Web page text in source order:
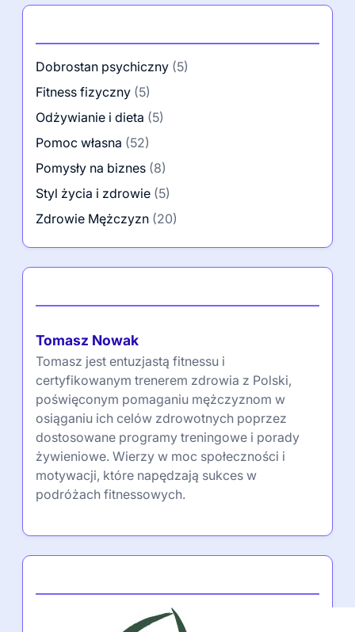
Dobrostan psychiczny (5)
Fitness fizyczny (5)
Odżywianie i dieta (5)
Pomoc własna (52)
Pomysły na biznes (8)
Styl życia i zdrowie (5)
Zdrowie Mężczyzn (20)
Tomasz Nowak
Tomasz jest entuzjastą fitnessu i
certyfikowanym trenerem zdrowia z Polski,
poświęconym pomaganiu mężczyznom w
osiąganiu ich celów zdrowotnych poprzez
dostosowane programy treningowe i porady
żywieniowe. Wierzy w moc społeczności i
motywacji, które napędzają sukces w
podróżach fitnessowych.